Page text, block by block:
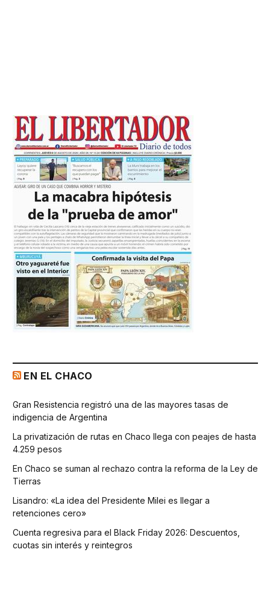
EN EL CHACO
Gran Resistencia registró una de las mayores tasas de
indigencia de Argentina
La privatización de rutas en Chaco llega con peajes de hasta
4.259 pesos
En Chaco se suman al rechazo contra la reforma de la Ley de
Tierras
Lisandro: «La idea del Presidente Milei es llegar a
retenciones cero»
Cuenta regresiva para el Black Friday 2026: Descuentos,
cuotas sin interés y reintegros